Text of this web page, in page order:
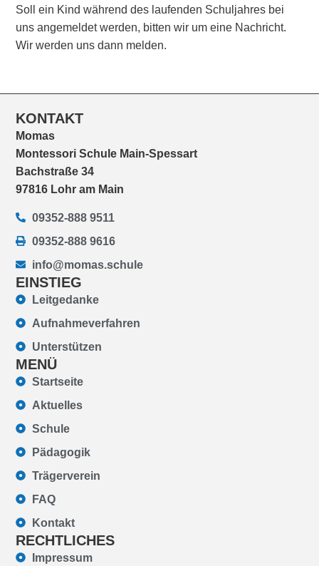
Soll ein Kind während des laufenden Schuljahres bei
uns angemeldet werden, bitten wir um eine Nachricht.
Wir werden uns dann melden.
KONTAKT
Momas
Montessori Schule Main-Spessart
Bachstraße 34
97816 Lohr am Main
09352-888 9511
09352-888 9616
info@momas.schule
EINSTIEG
Leitgedanke
Aufnahmeverfahren
Unterstützen
MENÜ
Startseite
Aktuelles
Schule
Pädagogik
Trägerverein
FAQ
Kontakt
RECHTLICHES
Impressum